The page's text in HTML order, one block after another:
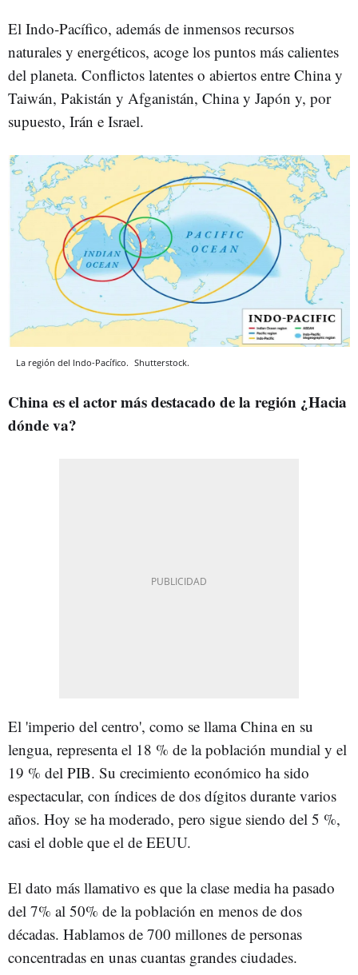
El Indo-Pacífico, además de inmensos recursos
naturales y energéticos, acoge los puntos más calientes
del planeta. Conflictos latentes o abiertos entre China y
Taiwán, Pakistán y Afganistán, China y Japón y, por
supuesto, Irán e Israel.
La región del Indo-Pacífico. Shutterstock.
China es el actor más destacado de la región ¿Hacia
dónde va?
El 'imperio del centro', como se llama China en su
lengua, representa el 18 % de la población mundial y el
19 % del PIB. Su crecimiento económico ha sido
espectacular, con índices de dos dígitos durante varios
años. Hoy se ha moderado, pero sigue siendo del 5 %,
casi el doble que el de EEUU.
El dato más llamativo es que la clase media ha pasado
del 7% al 50% de la población en menos de dos
décadas. Hablamos de 700 millones de personas
concentradas en unas cuantas grandes ciudades.